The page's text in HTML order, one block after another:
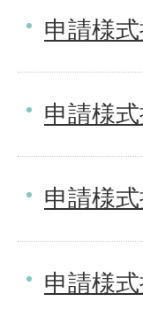
申請様
申請様
申請様
申請様